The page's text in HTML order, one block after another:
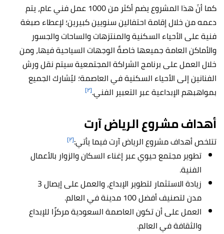
كما أنّ هذا المشروع يضم أكثر من 1000 عمل فني عام، يتم
دعمه من خلال إقامة احتفالين سنويين كبيرين؛ لإعطاء صبغة
فنية على الأحياء السكنية والمنتزهات والساحات والجسور
والأماكن العامة جميعها خاصةً الوجهات السياحية فيها، ومن
خلال العمل على برنامج الشراكة المجتمعية سيتم نقل ورش
الفنانين إلى الأحياء السكنية في العاصمة؛ ليُشارك الجميع
بمواهبهم الإبداعية عبر التعبير الفني.[٢]
أهداف مشروع الرياض آرت
تتلخص أهداف مشروع الرياض آرت فيما يأتي:[٢]
تطوير مجتمع حيوي عبر إغناء السكان والزوار بالأعمال
الفنية.
زيادة الاستثمار لتطوير الإبداع، والعمل على إيصال 3
مدن لتصنيف أفضل 100 مدينة في العالم.
العمل على أن تكون العاصمة السعودية مركزًا للإبداع
والثقافة في العالم.